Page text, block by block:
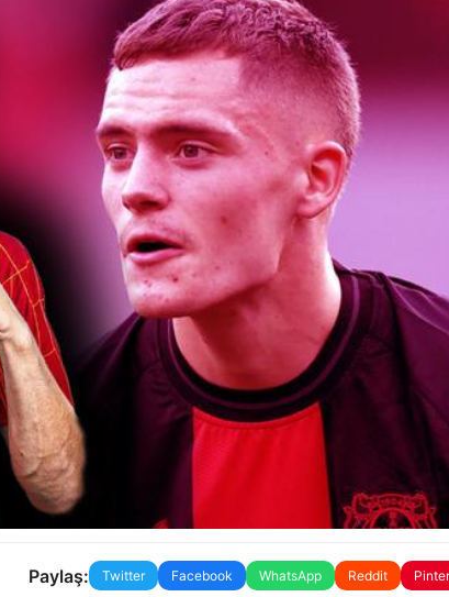
Paylaş: Twitter Facebook WhatsApp Reddit